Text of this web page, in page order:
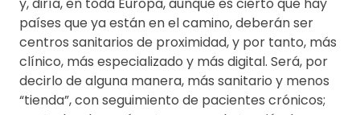
países que ya están en el camino, deberán ser
centros sanitarios de proximidad, y por tanto, más
clínico, más especializado y más digital. Será, por
decirlo de alguna manera, más sanitario y menos
“tienda”, con seguimiento de pacientes crónicos;